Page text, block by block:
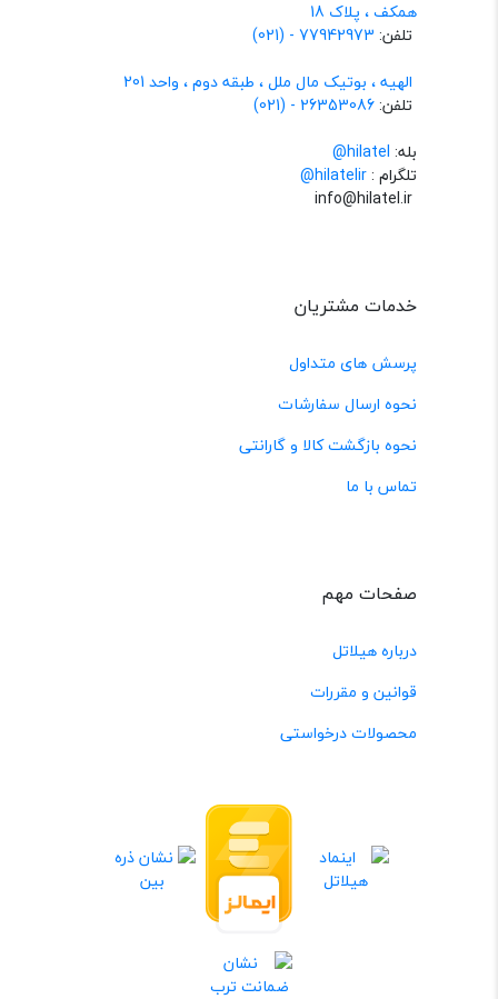
همکف ، پلاک 18
تلفن: 77942973 - (021)
الهیه ، بوتیک مال ملل ، طبقه دوم ، واحد 201
تلفن:26353086 - (021)
بله: hilatel@
تلگرام :@hilatelir
خدمات مشتریان
پرسش های متداول
نحوه ارسال سفارشات
نحوه بازگشت کالا و گارانتی
تماس با ما
صفحات مهم
درباره هیلاتل
قوانین و مقررات
محصولات درخواستی